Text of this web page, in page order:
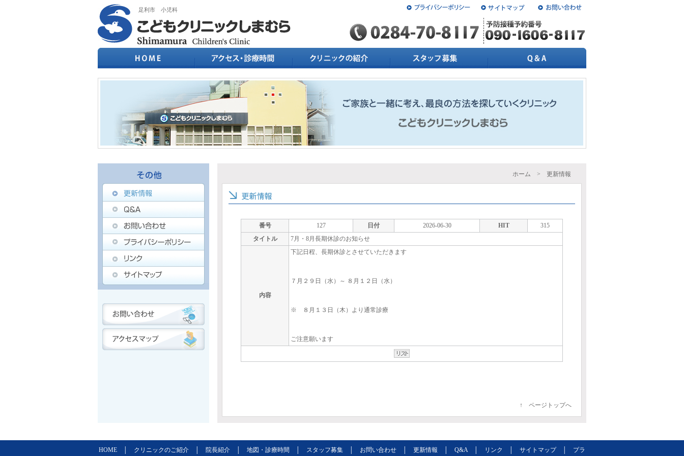
足利市 小児科
ホーム > 更新情報
番号 127 日付 2026-06-30 HIT
315
タイトル
7月・8月長期休診のお知らせ
内容
下記日程、長期休診とさせていただきます
７月２９日（水）～ ８月１２日（水）
※ ８月１３日（木）より通常診療
ご注意願います
↑ ページトップへ
HOME クリニックのご紹介 院長紹介 地図・診療時間 スタッフ募集 お問い合わせ 更新情報 Q&A│ リンク サイトマップ│ プラ